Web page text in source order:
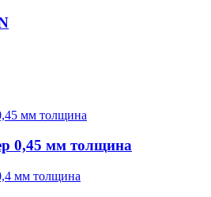
0,45 мм толщина